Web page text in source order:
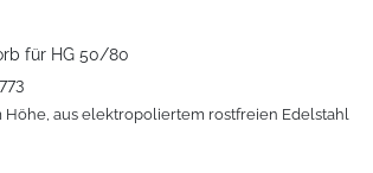
für HG 50/80
Höhe, aus elektropoliertem rostfreien Edelstahl